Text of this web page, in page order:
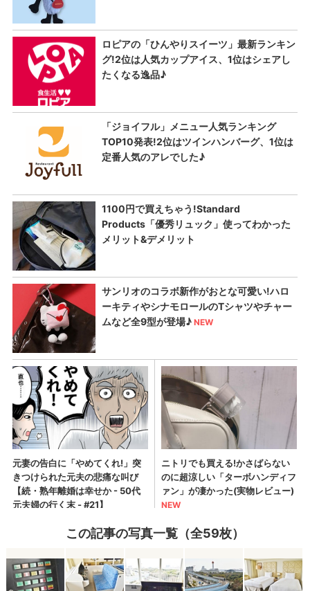
この記事の写真一覧（全59枚）